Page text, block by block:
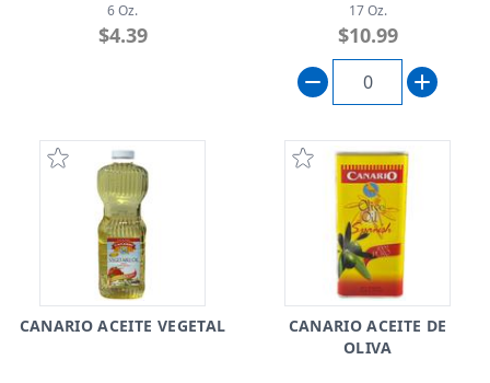
6 Oz.
$4.39
17 Oz.
$10.99
CANARIO ACEITE VEGETAL
CANARIO ACEITE DE
OLIVA